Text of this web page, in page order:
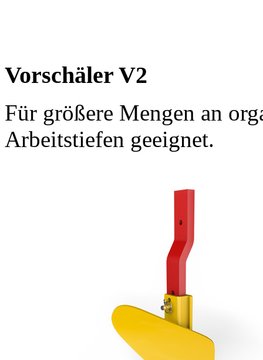
Vorschäler V2
Für größere Mengen an
Arbeitstiefen geeignet.